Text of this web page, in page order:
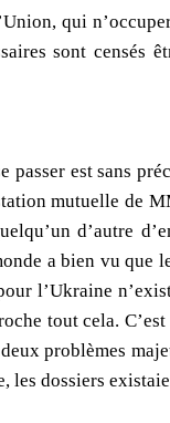
qui
sont censés
est sans
mutuelle de
d’autre
a bien vu que
l’Ukraine
tout cela.
problèmes
dossiers